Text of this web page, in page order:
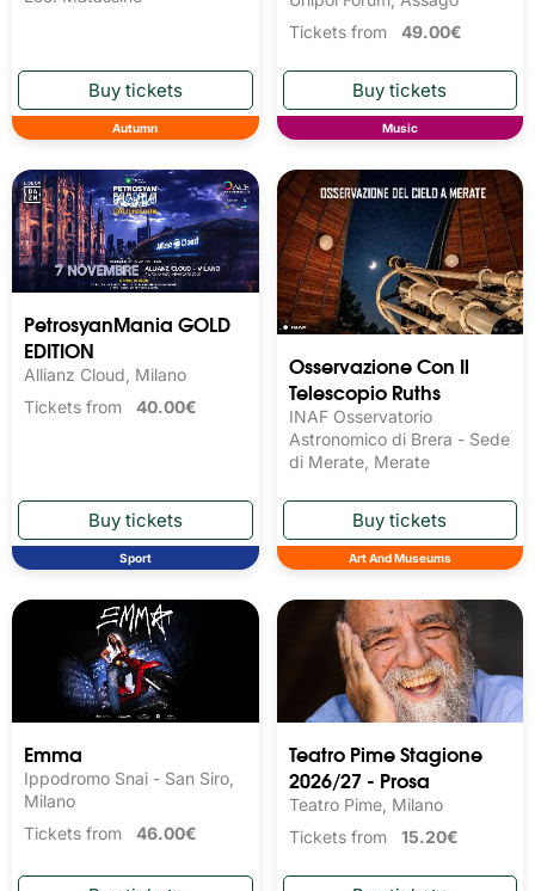
Autumn
Tickets from 49.00€
Music
PetrosyanMania GOLD
EDITION
Allianz Cloud, Milano
Tickets from 40.00€
Sport
Osservazione Con Il
Telescopio Ruths
INAF Osservatorio
Astronomico di Brera - Sede
di Merate, Merate
Art And Museums
Emma
Ippodromo Snai - San Siro,
Milano
Tickets from 46.00€
Teatro Pime Stagione
2026/27 - Prosa
Teatro Pime, Milano
Tickets from 15.20€